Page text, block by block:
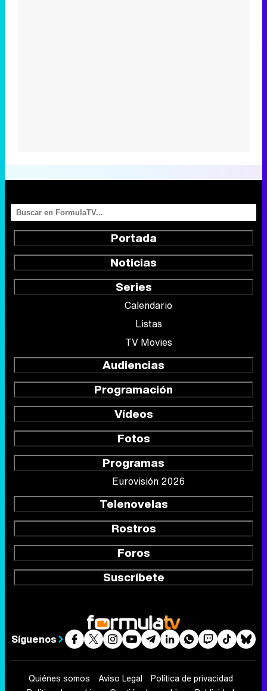
Portada
Noticias
Series
Calendario
Listas
TV Movies
Audiencias
Programación
Vídeos
Fotos
Programas
Eurovisión 2026
Telenovelas
Rostros
Foros
Suscríbete
Síguenos
Quiénes somos Aviso Legal
Política de privacidad